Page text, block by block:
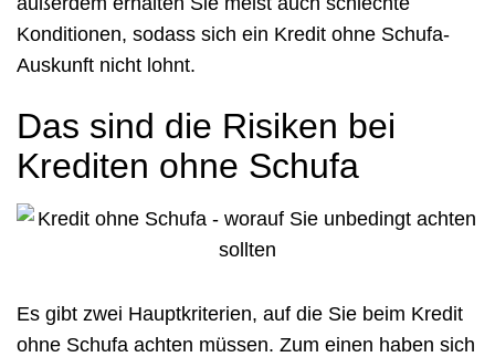
Konditionen, sodass sich ein Kredit ohne Schufa-
Auskunft nicht lohnt.
Das sind die Risiken bei
Krediten ohne Schufa
Es gibt zwei Hauptkriterien, auf die Sie beim Kredit
ohne Schufa achten müssen. Zum einen haben sich